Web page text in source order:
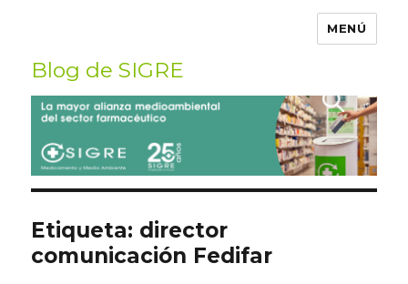
MENÚ
Blog de SIGRE
Buscar
por:
Etiqueta: director
comunicación Fedifar